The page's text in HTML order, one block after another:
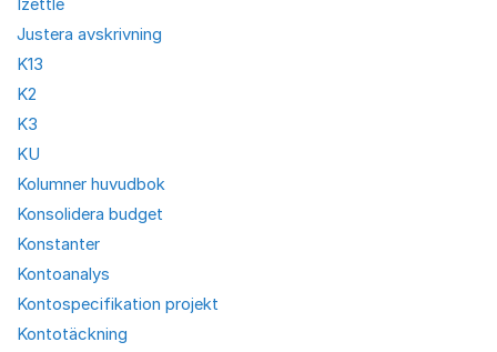
Izettle
Justera avskrivning
K13
K2
K3
KU
Kolumner huvudbok
Konsolidera budget
Konstanter
Kontoanalys
Kontospecifikation projekt
Kontotäckning